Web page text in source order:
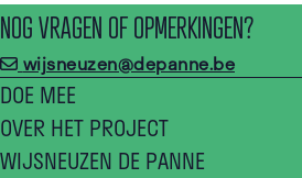
NOG VRAGEN OF OPMERKINGEN?
wijsneuzen@depanne.be
DOE MEE
OVER HET PROJECT
WIJSNEUZEN DE PANNE